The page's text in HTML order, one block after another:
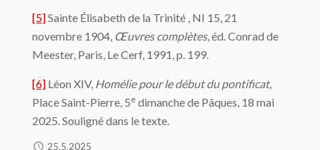
[5]Sainte Élisabeth de la Trinité , NI 15, 21
novembre 1904, Œuvres complètes, éd. Conrad de
Meester, Paris, Le Cerf, 1991, p. 199.
[6] Léon XIV, Homélie pour le début du pontificat,
Place Saint-Pierre, 5e dimanche de Pâques, 18 mai
2025. Souligné dans le texte.
25.5.2025